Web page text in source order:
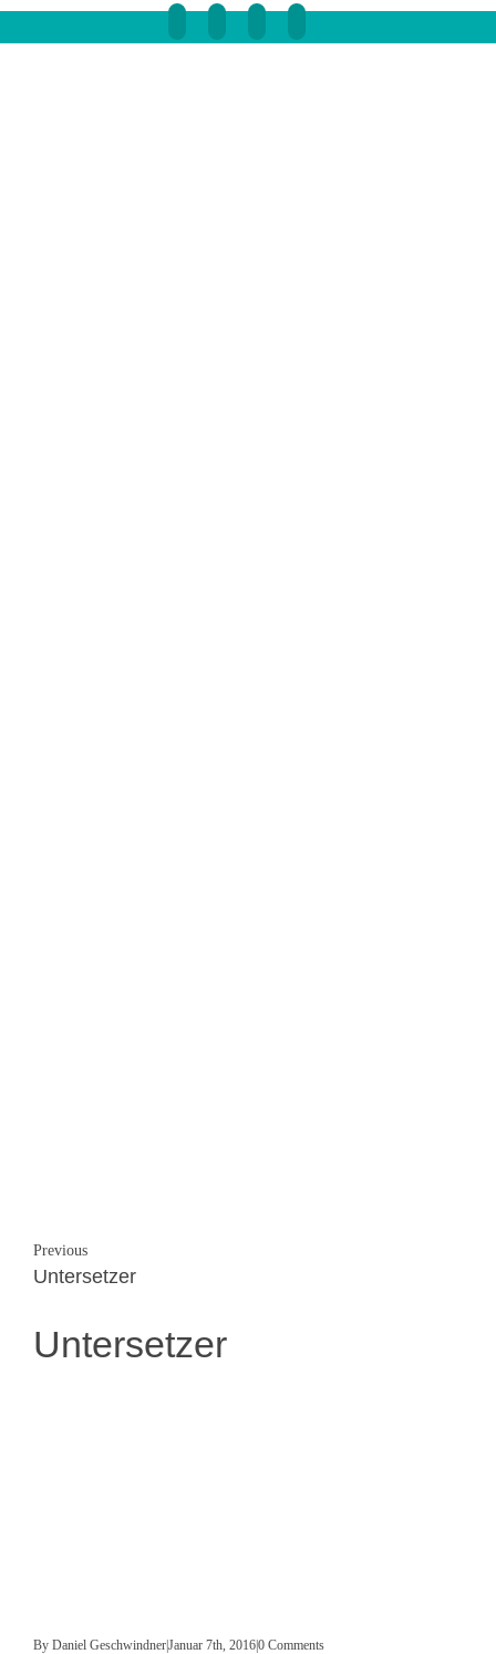
Previous
Untersetzer
Untersetzer
By Daniel Geschwindner|Januar 7th, 2016|0 Comments